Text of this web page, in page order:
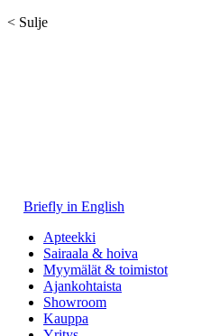
< Sulje
Briefly in English
Apteekki
Sairaala & hoiva
Myymälät & toimistot
Ajankohtaista
Showroom
Kauppa